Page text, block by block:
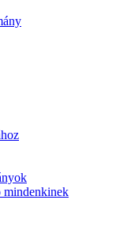
mindenkinek